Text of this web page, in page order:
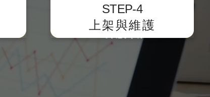
STEP-4
上架與維護
架，
主動遞交網站sitemap提供搜尋
引擎蒐錄。